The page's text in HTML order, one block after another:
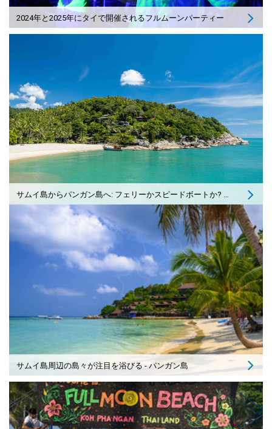
2024年と2025年にタイで開催されるフルムーンパーティー
サムイ島からパンガン島へ: フェリーかスピードボートか? 私の回答
サムイ島周辺の島々が注目を浴びる - パンガン島